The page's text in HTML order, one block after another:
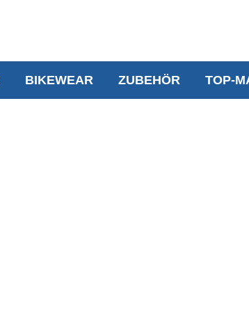
BIKEWEAR ZUBEHÖR TOP-